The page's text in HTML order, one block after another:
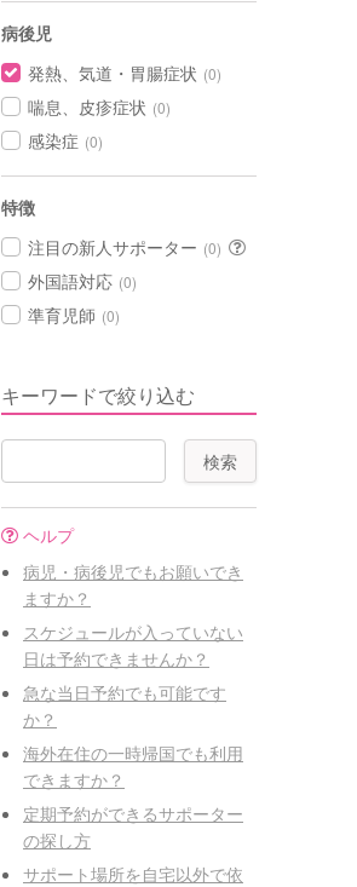
病後児
発熱、気道・胃腸症状 (0)
喘息、皮疹症状 (0)
感染症 (0)
特徴
注目の新人サポーター (0)
外国語対応 (0)
準育児師 (0)
キーワードで絞り込む
ヘルプ
病児・病後児でもお願いでき
ますか？
スケジュールが入っていない
日は予約できませんか？
急な当日予約でも可能です
か？
海外在住の一時帰国でも利用
できますか？
定期予約ができるサポーター
の探し方
サポート場所を自宅以外で依